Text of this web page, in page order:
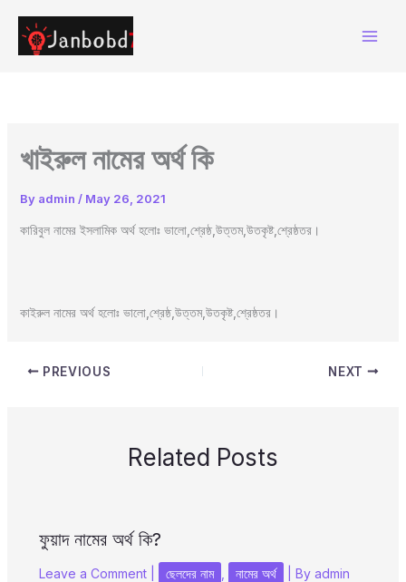
content
খাইরুল নামের অর্থ কি
By admin / May 26, 2021
কারিবুল নামের ইসলামিক অর্থ হলোঃ ভালো,শ্রেষ্ঠ,উত্তম,উতকৃষ্ট,শ্রেষ্ঠতর।
কাইরুল নামের অর্থ হলোঃ ভালো,শ্রেষ্ঠ,উত্তম,উতকৃষ্ট,শ্রেষ্ঠতর।
PREVIOUS NEXT
Related Posts
ফুয়াদ নামের অর্থ কি?
Leave a Comment ছেলদের নাম নামের অর্থ | By admin